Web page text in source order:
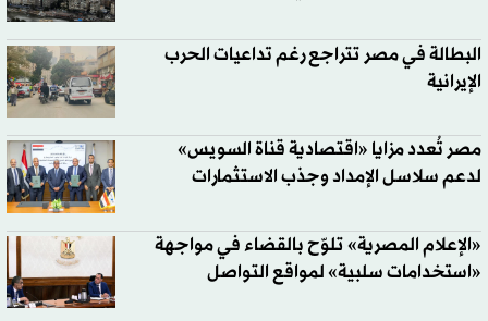
البطالة في مصر تتراجع رغم تداعيات الحرب
الإيرانية
مصر تُعدد مزايا «اقتصادية قناة السويس»
لدعم سلاسل الإمداد وجذب الاستثمارات
«الإعلام المصرية» تلوّح بالقضاء في مواجهة
«استخدامات سلبية» لمواقع التواصل